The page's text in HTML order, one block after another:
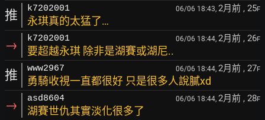
推 k7202001 06/06 18:43, 2月前 , 25F
永琪真的太猛了…
→ k7202001 06/06 18:44, 2月前 , 26F
要超越永琪 除非是湖賽或湖尼..
推 www2967 06/06 18:44, 2月前 , 27F
勇騎收視一直都很好 只是很多人說膩xd
→ asd8604 06/06 18:44, 2月前 , 28F
湖賽世仇其實淡化很多了